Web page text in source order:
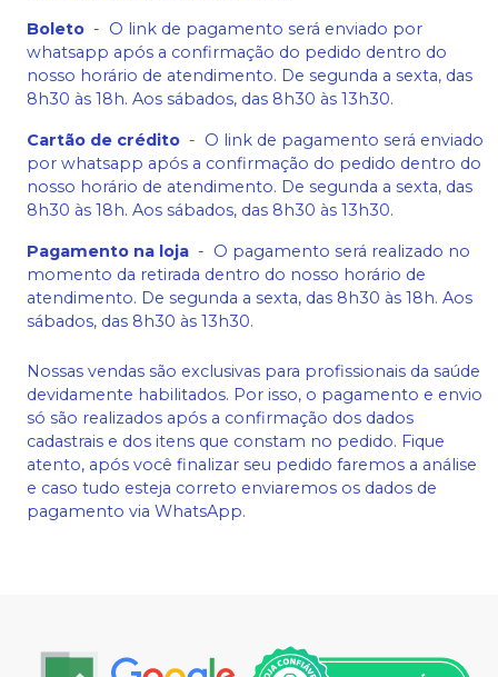
Boleto - O link de pagamento será enviado por
whatsapp após a confirmação do pedido dentro do
nosso horário de atendimento. De segunda a sexta, das
8h30 às 18h. Aos sábados, das 8h30 às 13h30.
Cartão de crédito - O link de pagamento será enviado
por whatsapp após a confirmação do pedido dentro do
nosso horário de atendimento. De segunda a sexta, das
8h30 às 18h. Aos sábados, das 8h30 às 13h30.
Pagamento na loja - O pagamento será realizado no
momento da retirada dentro do nosso horário de
atendimento. De segunda a sexta, das 8h30 às 18h. Aos
sábados, das 8h30 às 13h30.
Nossas vendas são exclusivas para profissionais da saúde
devidamente habilitados. Por isso, o pagamento e envio
só são realizados após a confirmação dos dados
cadastrais e dos itens que constam no pedido. Fique
atento, após você finalizar seu pedido faremos a análise
e caso tudo esteja correto enviaremos os dados de
pagamento via WhatsApp.